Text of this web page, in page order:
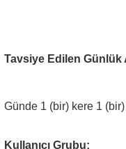
Tavsiye Edilen Günlük
Günde 1 (bir) kere 1
Kullanıcı Grubu: